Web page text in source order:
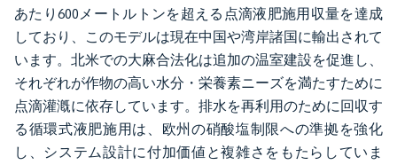
あたり600メートルトンを超える点滴液肥施用収量を達成
しており、このモデルは現在中国や湾岸諸国に輸出されて
います。北米での大麻合法化は追加の温室建設を促進し、
それぞれが作物の高い水分・栄養素ニーズを満たすために
点滴灌漑に依存しています。排水を再利用のために回収す
る循環式液肥施用は、欧州の硝酸塩制限への準拠を強化
し、システム設計に付加価値と複雑さをもたらしていま